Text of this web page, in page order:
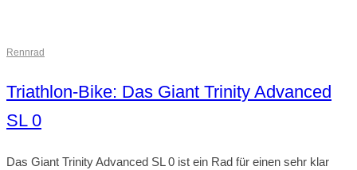
Rennrad
Triathlon-Bike: Das Giant Trinity Advanced
SL 0
Das Giant Trinity Advanced SL 0 ist ein Rad für einen sehr klar